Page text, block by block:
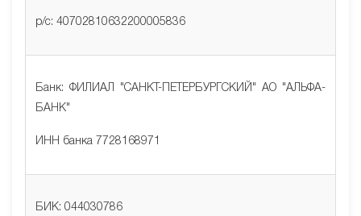
р/с: 40702810632200005836
Банк: ФИЛИАЛ "САНКТ-ПЕТЕРБУРГСКИЙ" АО "АЛЬФА-
БАНК"
ИНН банка 7728168971
БИК: 044030786